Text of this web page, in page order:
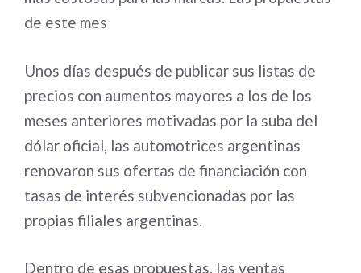
de este mes
Unos días después de publicar sus listas de
precios con aumentos mayores a los de los
meses anteriores motivadas por la suba del
dólar oficial, las automotrices argentinas
renovaron sus ofertas de financiación con
tasas de interés subvencionadas por las
propias filiales argentinas.
Dentro de esas propuestas, las ventas